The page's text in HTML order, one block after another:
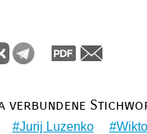
verbundene
Jurij Luzenko